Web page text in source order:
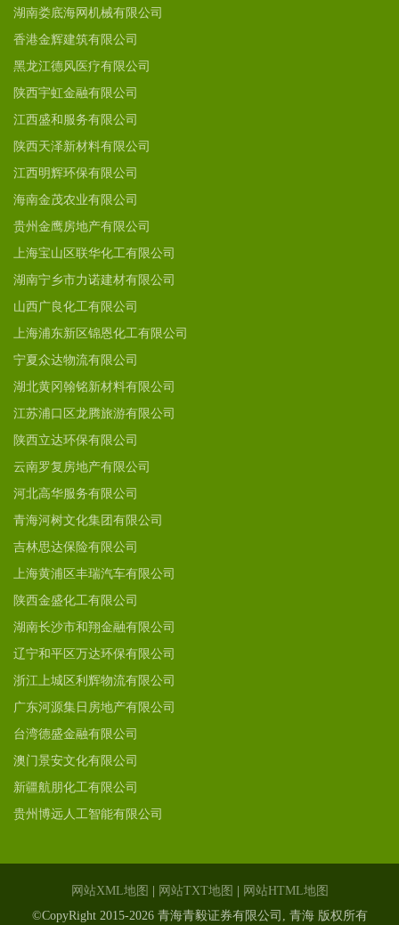
湖南娄底海网机械有限公司
香港金辉建筑有限公司
黑龙江德风医疗有限公司
陕西宇虹金融有限公司
江西盛和服务有限公司
陕西天泽新材料有限公司
江西明辉环保有限公司
海南金茂农业有限公司
贵州金鹰房地产有限公司
上海宝山区联华化工有限公司
湖南宁乡市力诺建材有限公司
山西广良化工有限公司
上海浦东新区锦恩化工有限公司
宁夏众达物流有限公司
湖北黄冈翰铭新材料有限公司
江苏浦口区龙腾旅游有限公司
陕西立达环保有限公司
云南罗复房地产有限公司
河北高华服务有限公司
青海河树文化集团有限公司
吉林思达保险有限公司
上海黄浦区丰瑞汽车有限公司
陕西金盛化工有限公司
湖南长沙市和翔金融有限公司
辽宁和平区万达环保有限公司
浙江上城区利辉物流有限公司
广东河源集日房地产有限公司
台湾德盛金融有限公司
澳门景安文化有限公司
新疆航朋化工有限公司
贵州博远人工智能有限公司
网站XML地图 网站TXT地图
网站HTML地图
©CopyRight 2015-2026 青海青毅证券有限公司, 青海 版权所有